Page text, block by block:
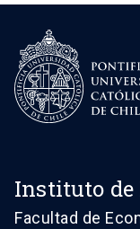
Instituto de
Facultad de